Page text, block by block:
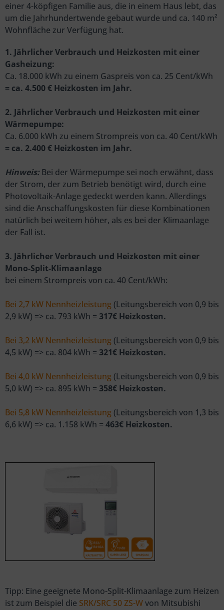
einer 4-köpfigen Familie aus, die in einem Haus lebt, das
um die Jahrhundertwende gebaut wurde und ca. 140 m²
Wohnfläche zur Verfügung hat.
1. Jährlicher Verbrauch und Heizkosten mit einer
Gasheizung:
Ca. 18.000 kWh zu einem Gaspreis von ca. 25 Cent/kWh
= ca. 4.500 € Heizkosten im Jahr.
2. Jährlicher Verbrauch und Heizkosten mit einer
Wärmepumpe:
Ca. 6.000 kWh zu einem Strompreis von ca. 40 Cent/kWh
= ca. 2.400 € Heizkosten im Jahr.
Hinweis:Bei der Wärmepumpe sei noch erwähnt, dass
der Strom, der zum Betrieb benötigt wird, durch eine
Photovoltaik-Anlage gedeckt werden kann. Allerdings
sind die Anschaffungskosten für diese Kombinationen
natürlich bei weitem höher, als es bei der Klimaanlage
der Fall ist.
3. Jährlicher Verbrauch und Heizkosten mit einer
Mono-Split-Klimaanlage
bei einem Strompreis von ca. 40 Cent/kWh:
Bei 2,7 kW Nennheizleistung (Leitungsbereich von 0,9 bis
2,9 kW) => ca. 793 kWh = 317€ Heizkosten.
Bei 3,2 kW Nennheizleistung (Leitungsbereich von 0,9 bis
4,5 kW) => ca. 804 kWh = 321€ Heizkosten.
Bei 4,0 kW Nennheizleistung (Leitungsbereich von 0,9 bis
5,0 kW) => ca. 895 kWh = 358€ Heizkosten.
Bei 5,8 kW Nennheizleistung (Leitungsbereich von 1,3 bis
6,6 kW) => ca. 1.158 kWh = 463€ Heizkosten.
Tipp: Eine geeignete Mono-Split-Klimaanlage zum Heizen
ist zum Beispiel die SRK/SRC 50 ZS-Wvon Mitsubishi